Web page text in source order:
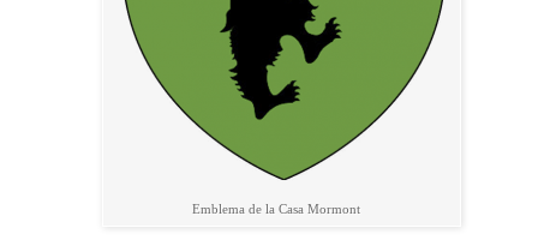
Emblema de la Casa Mormont